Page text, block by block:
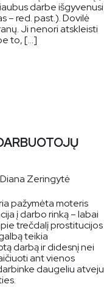
darbe išgyvenusi
– red. past.). Dovilė
Ji nenori atskleisti
to, […]
Diana Zeringytė
pažymėta moteris
į darbo rinką – labai
trečdalį prostitucijos
teikia
darbą ir didesnį nei
ant vienos
daugeliu atveju